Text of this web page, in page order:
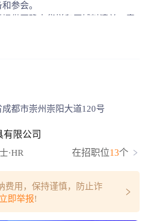
参会。
现的设计问题。
都市崇州崇阳大道120号
有限公司
·HR 在招职位13个
费用，保持谨慎，防止诈
即举报!